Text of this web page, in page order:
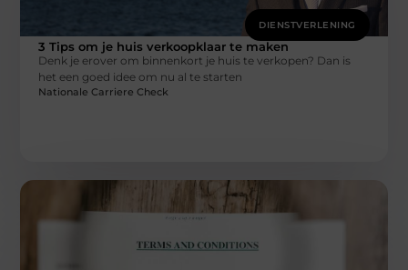
DIENSTVERLENING
3 Tips om je huis verkoopklaar te maken
Denk je erover om binnenkort je huis te verkopen? Dan is
het een goed idee om nu al te starten
Nationale Carriere Check